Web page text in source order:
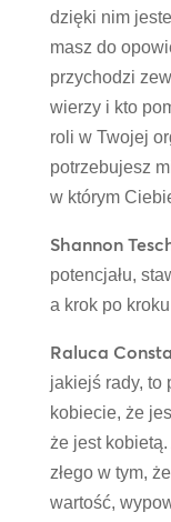
dzięki nim
masz do
przychodzi
wierzy i kto
roli w Twojej
potrzebujesz
w którym
Shannon
potencjału,
a krok po
Raluca
jakiejś rady, to
kobiecie, że
że jest
złego w tym,
wartość,